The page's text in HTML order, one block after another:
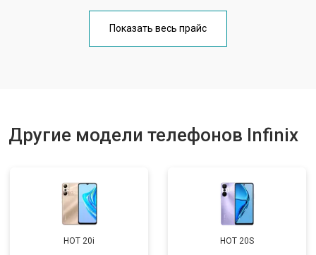
Ремонт цепи питания от 3200 ₽
Показать весь прайс
Другие модели телефонов Infinix
HOT 20i HOT 20S